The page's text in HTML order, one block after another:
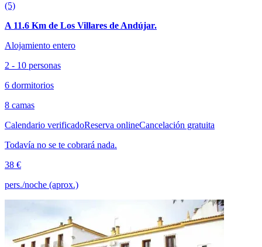
(5)
A 11.6 Km de Los Villares de Andújar.
Alojamiento entero
2 - 10 personas
6 dormitorios
8 camas
Calendario verificadoReserva onlineCancelación gratuita
Todavía no se te cobrará nada.
38 €
pers./noche (aprox.)